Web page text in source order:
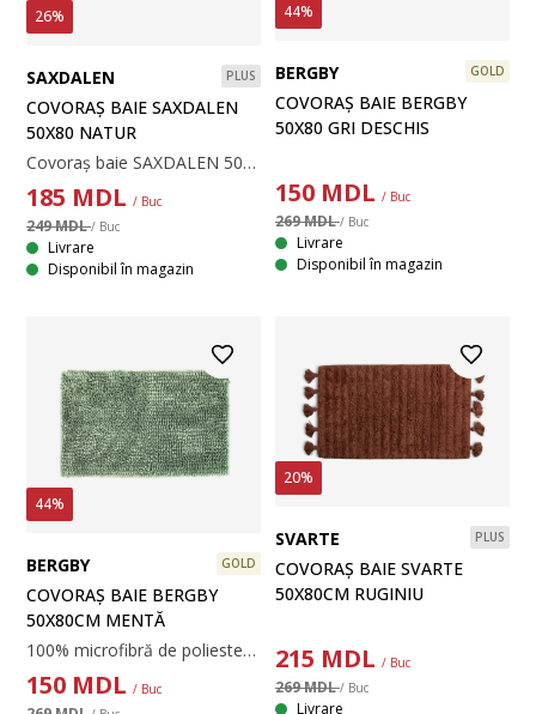
26%
SAXDALEN PLUS
COVORAȘ BAIE SAXDALEN
50X80 NATUR
Covoraș baie SAXDALEN 50x80 natur
185 MDL / Buc
249 MDL/ Buc
Livrare
Disponibil în magazin
44%
BERGBY GOLD
COVORAȘ BAIE BERGBY
50X80 GRI DESCHIS
150 MDL / Buc
269 MDL/ Buc
Livrare
Disponibil în magazin
44%
BERGBY GOLD
COVORAȘ BAIE BERGBY
50X80CM MENTĂ
100% microfibră de poliester. Cu spate din latex, antiderapant. 50x80 cm
150 MDL / Buc
20%
SVARTE PLUS
COVORAȘ BAIE SVARTE
50X80CM RUGINIU
215 MDL / Buc
269 MDL/ Buc
Livrare